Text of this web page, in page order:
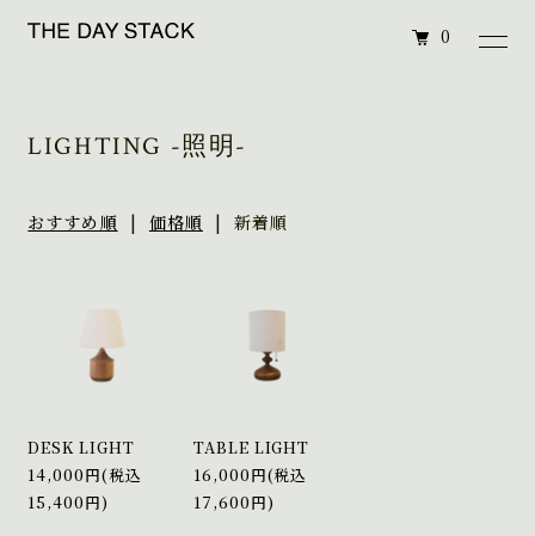
0
LIGHTING -照明-
おすすめ順 | 価格順 | 新着順
DESK LIGHT
14,000円(税込
15,400円)
TABLE LIGHT
16,000円(税込
17,600円)